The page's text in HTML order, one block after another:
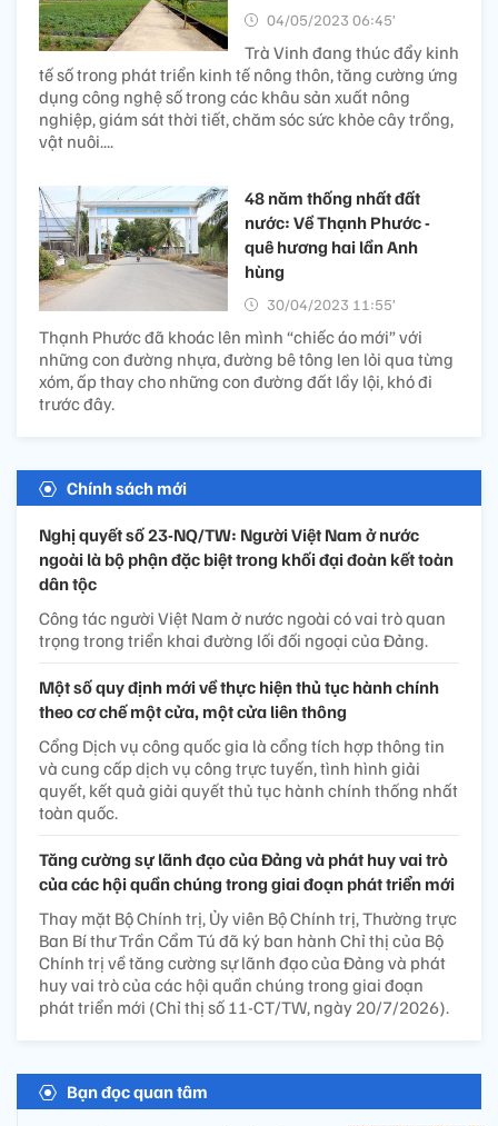
04/05/2023 06:45’
Trà Vinh đang thúc đẩy kinh
tế số trong phát triển kinh tế nông thôn, tăng cường ứng
dụng công nghệ số trong các khâu sản xuất nông
nghiệp, giám sát thời tiết, chăm sóc sức khỏe cây trồng,
vật nuôi....
48 năm thống nhất đất
nước: Về Thạnh Phước -
quê hương hai lần Anh
hùng
30/04/2023 11:55’
Thạnh Phước đã khoác lên mình “chiếc áo mới” với
những con đường nhựa, đường bê tông len lỏi qua từng
xóm, ấp thay cho những con đường đất lầy lội, khó đi
trước đây.
Chính sách mới
Nghị quyết số 23-NQ/TW: Người Việt Nam ở nước
ngoài là bộ phận đặc biệt trong khối đại đoàn kết toàn
dân tộc
Công tác người Việt Nam ở nước ngoài có vai trò quan
trọng trong triển khai đường lối đối ngoại của Đảng.
Một số quy định mới về thực hiện thủ tục hành chính
theo cơ chế một cửa, một cửa liên thông
Cổng Dịch vụ công quốc gia là cổng tích hợp thông tin
và cung cấp dịch vụ công trực tuyến, tình hình giải
quyết, kết quả giải quyết thủ tục hành chính thống nhất
toàn quốc.
Tăng cường sự lãnh đạo của Đảng và phát huy vai trò
của các hội quần chúng trong giai đoạn phát triển mới
Thay mặt Bộ Chính trị, Ủy viên Bộ Chính trị, Thường trực
Ban Bí thư Trần Cẩm Tú đã ký ban hành Chỉ thị của Bộ
Chính trị về tăng cường sự lãnh đạo của Đảng và phát
huy vai trò của các hội quần chúng trong giai đoạn
phát triển mới (Chỉ thị số 11-CT/TW, ngày 20/7/2026).
Bạn đọc quan tâm